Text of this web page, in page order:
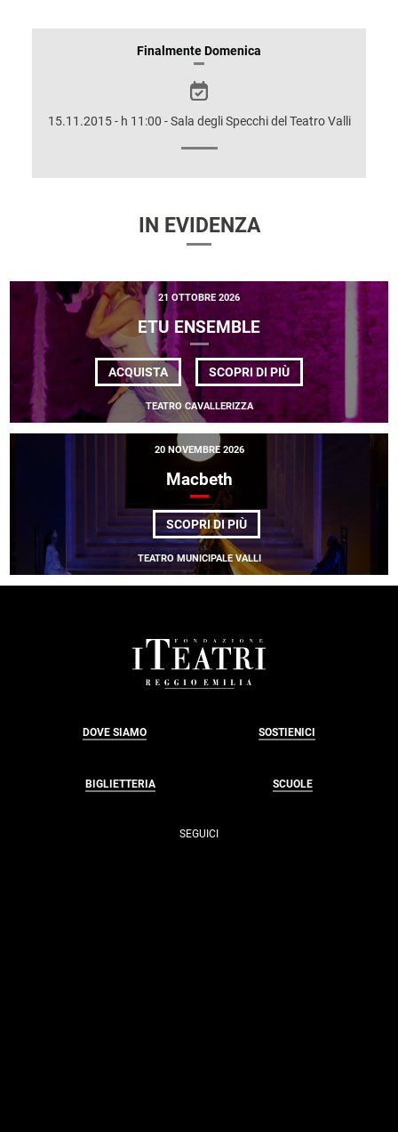
INFORMAZIONIFinalmente Domenica
15.11.2015 - h 11:00 - Sala degli Specchi del Teatro Valli
IN EVIDENZA
21 OTTOBRE 2026
ETU ENSEMBLE
ACQUISTA SCOPRI DI PIÙDI
ETU
ENSEMBLE
TEATRO CAVALLERIZZA
20 NOVEMBRE 2026
Macbeth
SCOPRI DI PIÙDI
MACBETH
TEATRO MUNICIPALE VALLI
DOVE SIAMO SOSTIENICI
BIGLIETTERIA SCUOLE
SEGUICI